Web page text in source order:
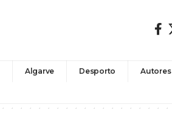
Algarve Desporto Autores